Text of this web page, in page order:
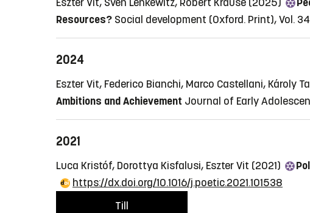
Resources? Social development (Oxford. Print), Vol. 34
2024
Eszter Vit, Federico Bianchi, Marco Castellani, Károly
Ambitions and Achievement Journal of Early
2021
Luca Kristóf, Dorottya Kisfalusi, Eszter Vit (2021)
https://dx.doi.org/10.1016/j.poetic.2021.101538
Till